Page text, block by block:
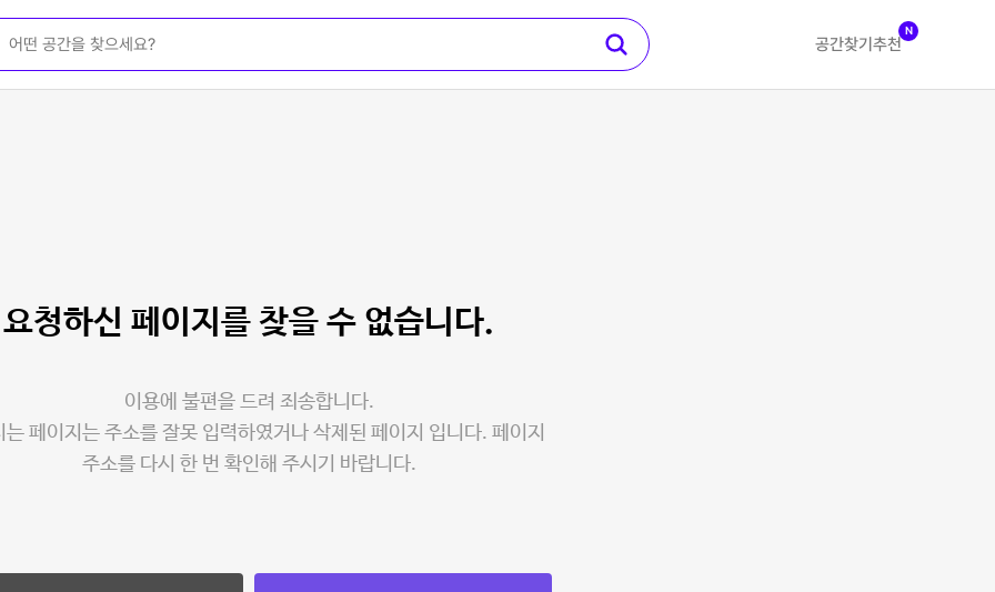
공간찾기 추천
N
요청하신 페이지를 찾을 수 없습니다.
이용에 불편을 드려 죄송합니다.
는 페이지는 주소를 잘못 입력하였거나 삭제된 페이지 입니다. 페이지
주소를 다시 한 번 확인해 주시기 바랍니다.